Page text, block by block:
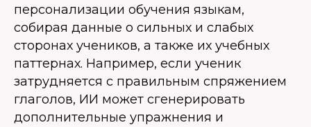
персонализации обучения языкам,
собирая данные о сильных и слабых
сторонах учеников, а также их учебных
паттернах. Например, если ученик
затрудняется с правильным спряжением
глаголов, ИИ может сгенерировать
дополнительные упражнения и